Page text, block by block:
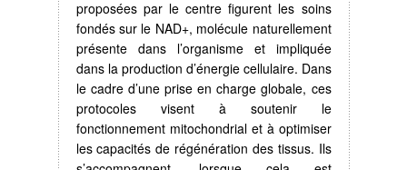
proposées par le centre figurent les soins
fondés sur le NAD+, molécule naturellement
présente dans l’organisme et impliquée
dans la production d’énergie cellulaire. Dans
le cadre d’une prise en charge globale, ces
protocoles visent à soutenir le
fonctionnement mitochondrial et à optimiser
les capacités de régénération des tissus. Ils